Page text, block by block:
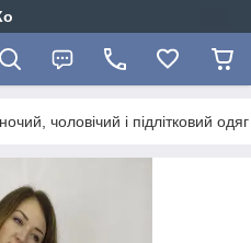
чоловічий і підлітковий